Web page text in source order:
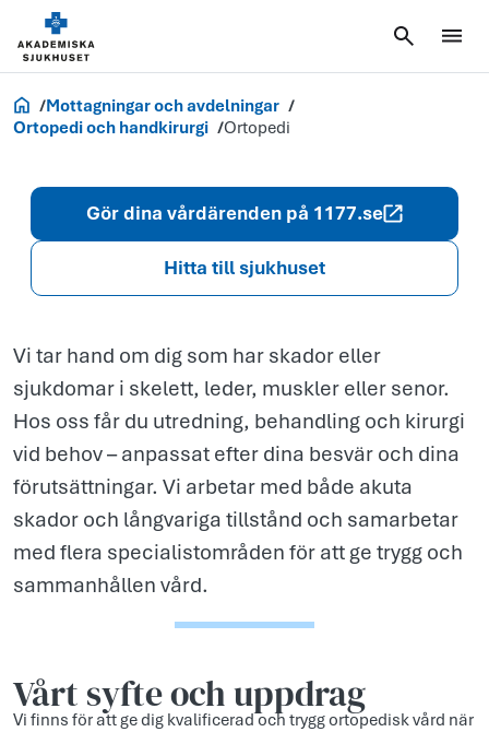
Akademiska.se
Mottagningar och avdelningar
Ortopedi och handkirurgi
Ortopedi
Ortopedi
Gör dina vårdärenden på 1177.se
Hitta till sjukhuset
Vi tar hand om dig som har skador eller
sjukdomar i skelett, leder, muskler eller senor.
Hos oss får du utredning, behandling och kirurgi
vid behov – anpassat efter dina besvär och dina
förutsättningar. Vi arbetar med både akuta
skador och långvariga tillstånd och samarbetar
med flera specialistområden för att ge trygg och
sammanhållen vård.
Vårt syfte och uppdr­ag
Vi finns för att ge dig kvalificerad och trygg ortopedisk vård när